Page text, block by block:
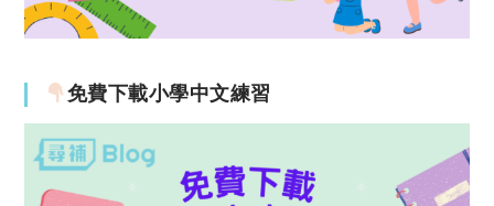
免費下載小學中文練習